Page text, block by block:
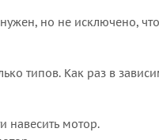
но не исключено,
типов. Как раз в
навесить мотор.